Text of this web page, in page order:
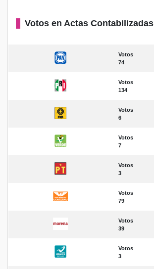
Votos en Actas Contabilizadas
Votos
74
Votos
134
Votos
6
Votos
7
Votos
3
Votos
79
Votos
39
Votos
3